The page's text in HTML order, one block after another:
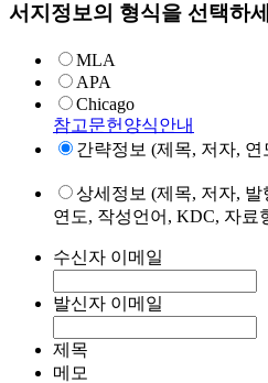
서지정보의 형식을 선택하
MLA
APA
Chicago
참고문헌양식안내
간략정보 (제목, 저자, 연
상세정보 (제목, 저자,
연도, 작성언어, KDC, 자료
수신자 이메일
발신자 이메일
제목
메모